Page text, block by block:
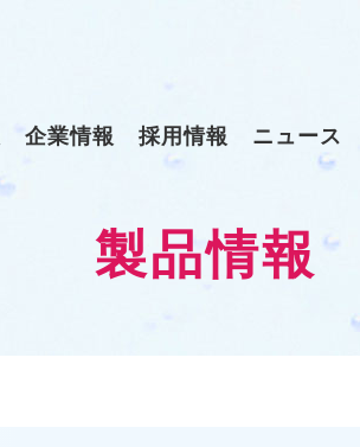
企業情報 採用情報 ニュース
製品情報